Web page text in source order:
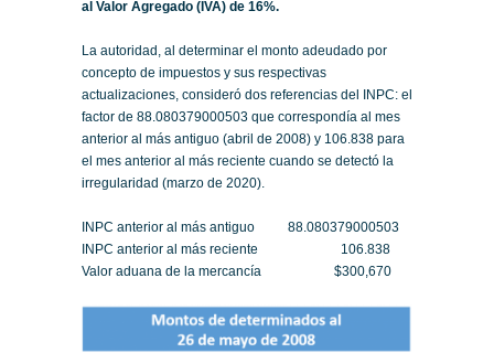
al Valor Agregado (IVA) de 16%.
La autoridad, al determinar el monto adeudado por
concepto de impuestos y sus respectivas
actualizaciones, consideró dos referencias del INPC: el
factor de 88.080379000503 que correspondía al mes
anterior al más antiguo (abril de 2008) y 106.838 para
el mes anterior al más reciente cuando se detectó la
irregularidad (marzo de 2020).
INPC anterior al más antiguo 88.080379000503
INPC anterior al más reciente 106.838
Valor aduana de la mercancía $300,670